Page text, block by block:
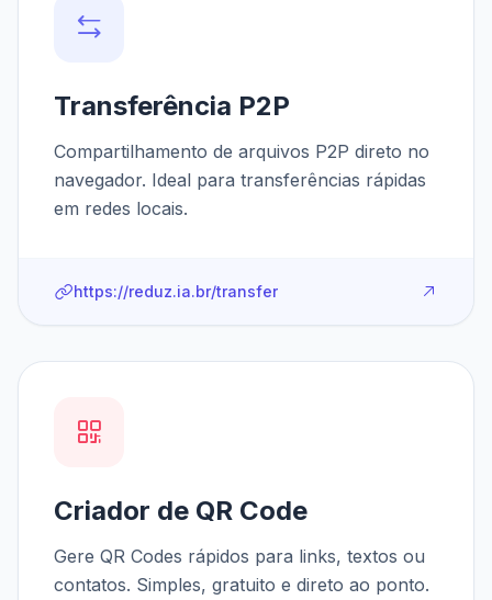
Transferência P2P
Compartilhamento de arquivos P2P direto no
navegador. Ideal para transferências rápidas
em redes locais.
https://reduz.ia.br/transfer
Criador de QR Code
Gere QR Codes rápidos para links, textos ou
contatos. Simples, gratuito e direto ao ponto.